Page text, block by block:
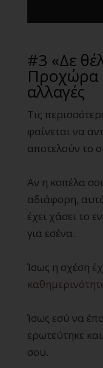
#3 «Δε
Προχώρα
αλλαγές
Τις
φαίνεται να
αποτελούν το
Αν η κοπέλα
αδιάφορη,
έχει χάσει το
για εσένα.
Ίσως η σχέση
Ίσως εσύ να
ερωτεύτηκε
σου.